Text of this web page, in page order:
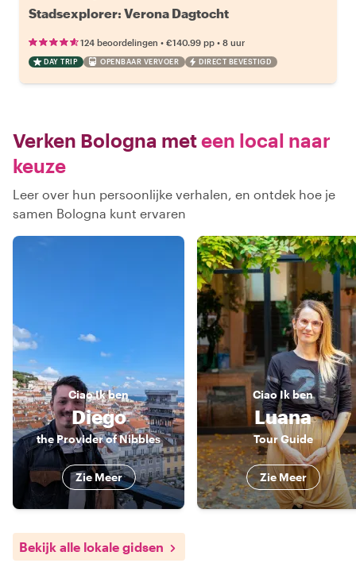
Stadsexplorer: Verona Dagtocht
124 beoordelingen • €140.99 pp • 8 uur
DAY TRIP OPENBAAR VERVOER DIRECT BEVESTIGD
Verken Bologna meteen local naar
keuze
Leer over hun persoonlijke verhalen, en ontdek hoe je
samen Bologna kunt ervaren
CiaoIk ben
Diego
the Provider of Nibbles
Zie Meer
CiaoIk ben
Luana
Tour Guide
Zie Meer
Bekijk alle lokale gidsen